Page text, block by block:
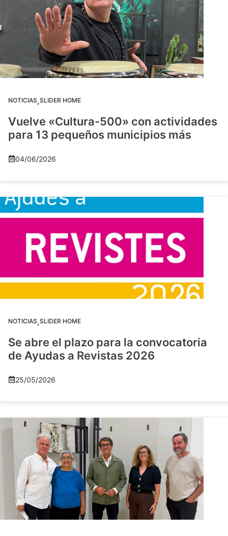
NOTICIAS,SLIDER HOME
Vuelve «Cultura-500» con actividades
para 13 pequeños municipios más
04/06/2026
NOTICIAS,SLIDER HOME
Se abre el plazo para la convocatoria
de Ayudas a Revistas 2026
25/05/2026